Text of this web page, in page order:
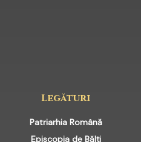
Legături
Patriarhia Română
Episcopia de Bălți